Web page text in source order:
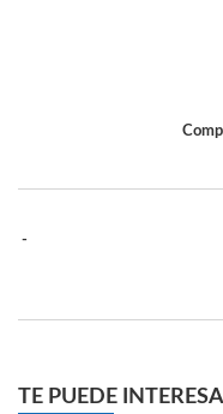
-
TE PUEDE